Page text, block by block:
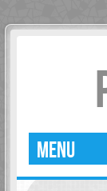
MENU